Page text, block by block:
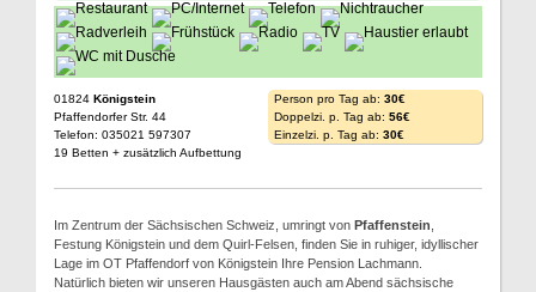
01824 Königstein
Pfaffendorfer Str. 44
Telefon: 035021 597307
19 Betten + zusätzlich Aufbettung
Person pro Tag ab: 30€
Doppelzi. p. Tag ab: 56€
Einzelzi. p. Tag ab: 30€
Im Zentrum der Sächsischen Schweiz, umringt von Pfaffenstein
Festung Königstein und dem Quirl-Felsen, finden Sie in ruhiger, idyllischer
Lage im OT Pfaffendorf von Königstein Ihre Pension Lachmann.
Natürlich bieten wir unseren Hausgästen auch am Abend sächsische